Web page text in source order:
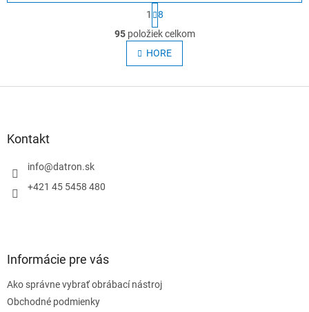
O
v
l
á
S
t
r
á
n
k
v
1
8
95položiek celkom
HORE
Kontakt
info@datron.sk
+421 45 5458 480
Informácie pre vás
Ako správne vybrať obrábací nástroj
Obchodné podmienky